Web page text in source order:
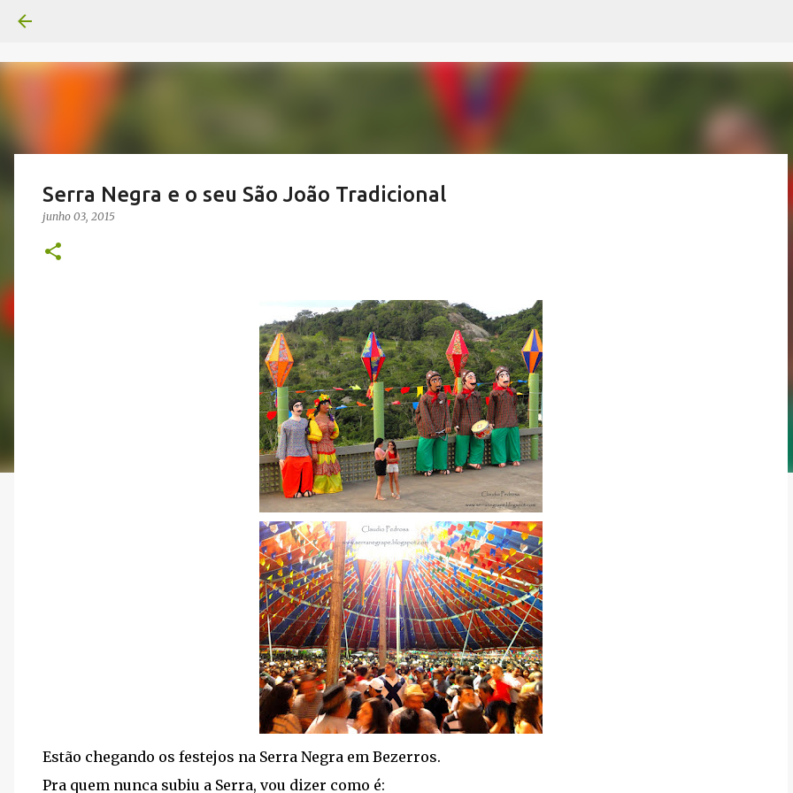
Serra Negra e o seu São João Tradicional
junho 03, 2015
Estão chegando os festejos na Serra Negra em Bezerros.
Pra quem nunca subiu a Serra, vou dizer como é: